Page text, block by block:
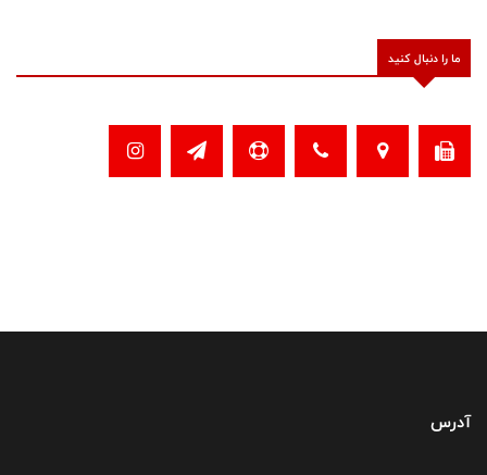
ما را دنبال کنید
آدرس